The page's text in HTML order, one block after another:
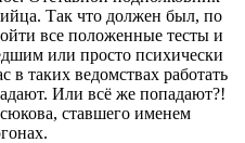
Так что должен был, по
все положенные тесты и
или просто психически
таких ведомствах работать
Или всё же попадают?!
ставшего именем